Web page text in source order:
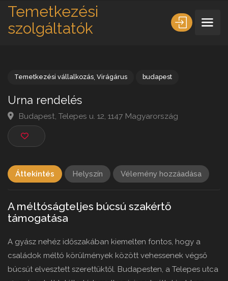
Temetkezési
szolgáltatók
Urna rendelés
Budapest, Telepes u. 12, 1147 Magyarország
Áttekintés Helyszín Vélemény hozzáadása
A méltóságteljes búcsú szakértő
támogatása
A gyász nehéz időszakában kiemelten fontos, hogy a
családok méltó körülmények között vehessenek végső
búcsút elvesztett szerettüktől. Budapesten, a Telepes utca